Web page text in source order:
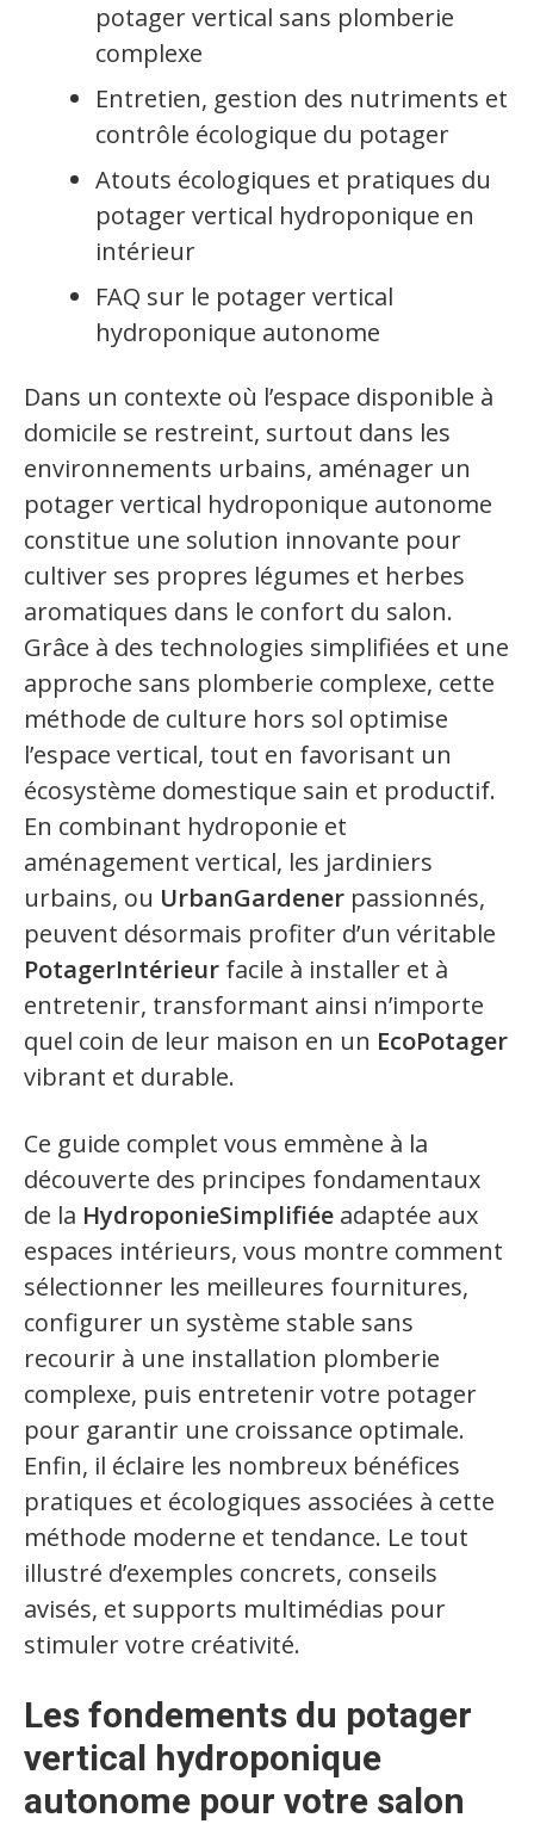
potager vertical sans plomberie
complexe
Entretien, gestion des nutriments et
contrôle écologique du potager
Atouts écologiques et pratiques du
potager vertical hydroponique en
intérieur
FAQ sur le potager vertical
hydroponique autonome
Dans un contexte où l’espace disponible à
domicile se restreint, surtout dans les
environnements urbains, aménager un
potager vertical hydroponique autonome
constitue une solution innovante pour
cultiver ses propres légumes et herbes
aromatiques dans le confort du salon.
Grâce à des technologies simplifiées et une
approche sans plomberie complexe, cette
méthode de culture hors sol optimise
l’espace vertical, tout en favorisant un
écosystème domestique sain et productif.
En combinant hydroponie et
aménagement vertical, les jardiniers
urbains, ou UrbanGardener passionnés,
peuvent désormais profiter d’un véritable
PotagerIntérieur facile à installer et à
entretenir, transformant ainsi n’importe
quel coin de leur maison en un EcoPotager
vibrant et durable.
Ce guide complet vous emmène à la
découverte des principes fondamentaux
de la HydroponieSimplifiée adaptée aux
espaces intérieurs, vous montre comment
sélectionner les meilleures fournitures,
configurer un système stable sans
recourir à une installation plomberie
complexe, puis entretenir votre potager
pour garantir une croissance optimale.
Enfin, il éclaire les nombreux bénéfices
pratiques et écologiques associées à cette
méthode moderne et tendance. Le tout
illustré d’exemples concrets, conseils
avisés, et supports multimédias pour
stimuler votre créativité.
Les fondements du potager
vertical hydroponique
autonome pour votre salon